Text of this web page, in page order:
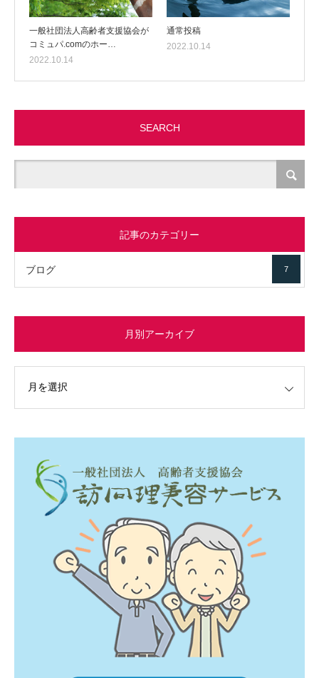
一般社団法人高齢者支援協会が
コミュパ.comのホー…
2022.10.14
通常投稿
2022.10.14
SEARCH
記事のカテゴリー
ブログ 7
月別アーカイブ